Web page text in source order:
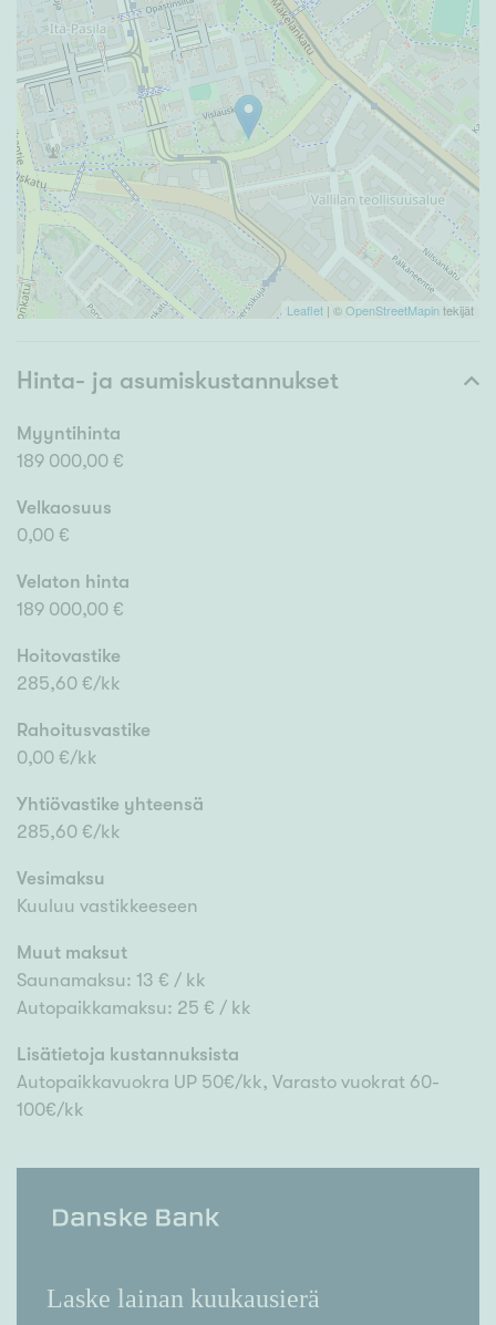
Leaflet | ©OpenStreetMapintekijät
Hinta- ja asumiskustannukset
Myyntihinta
189 000,00 €
Velkaosuus
0,00 €
Velaton hinta
189 000,00 €
Hoitovastike
285,60 €/kk
Rahoitusvastike
0,00 €/kk
Yhtiövastike yhteensä
285,60 €/kk
Vesimaksu
Kuuluu vastikkeeseen
Muut maksut
Saunamaksu: 13 € / kk
Autopaikkamaksu: 25 € / kk
Lisätietoja kustannuksista
Autopaikkavuokra UP 50€/kk, Varasto vuokrat 60-
100€/kk